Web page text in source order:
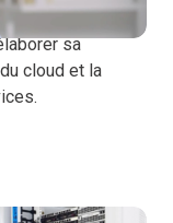
sa
cloud et la